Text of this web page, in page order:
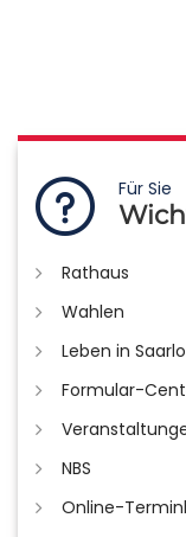
Für Sie
Rathaus
Wahlen
Leben in
Formular-
NBS
Online-